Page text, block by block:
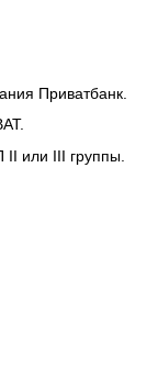
Приватбанк.
или III группы.